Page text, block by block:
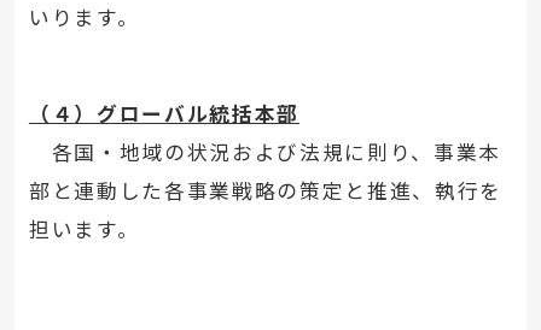
いります。
（４）グローバル統括本部
各国・地域の状況および法規に則り、事業本
部と連動した各事業戦略の策定と推進、執行を
担います。